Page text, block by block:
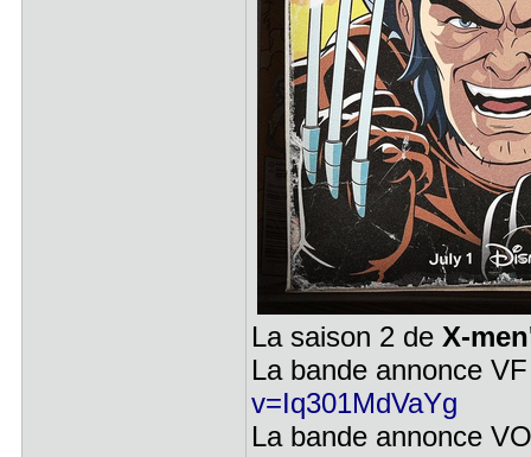
La saison 2 de X-
La bande annonce
v=Iq301MdVaYg
La bande annonce